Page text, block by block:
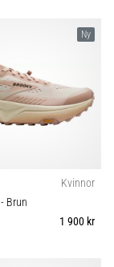
Ny
Kvinnor
- Brun
1 900 kr